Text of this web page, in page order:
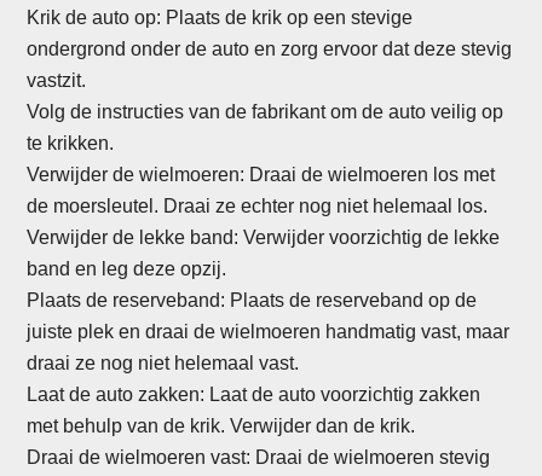
Krik de auto op: Plaats de krik op een stevige
ondergrond onder de auto en zorg ervoor dat deze stevig
vastzit.
Volg de instructies van de fabrikant om de auto veilig op
te krikken.
Verwijder de wielmoeren: Draai de wielmoeren los met
de moersleutel. Draai ze echter nog niet helemaal los.
Verwijder de lekke band: Verwijder voorzichtig de lekke
band en leg deze opzij.
Plaats de reserveband: Plaats de reserveband op de
juiste plek en draai de wielmoeren handmatig vast, maar
draai ze nog niet helemaal vast.
Laat de auto zakken: Laat de auto voorzichtig zakken
met behulp van de krik. Verwijder dan de krik.
Draai de wielmoeren vast: Draai de wielmoeren stevig